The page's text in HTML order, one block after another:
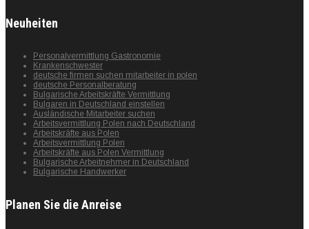
Neuheiten
Personalvermittlung Gastronomie
Krankenschwester
deutsche firmen suchen mitarbeiter in polen
deutsche Personalberatung
Bulgarische Arbeitskräfte Vermittlung
Bulgaren in Deutschland einstellen
Ausländische Mitarbeiter suchen
Arbeitsvermittlung Polen nach Deutschland
Arbeitskräfte aus Polen
Arbeitsvermittlung Polen
Arbeitskräfte aus Polen Vermittlung
Bulgarische Arbeitnehmer in Deutschland
Bulgarische Handwerker
Planen Sie die Anreise